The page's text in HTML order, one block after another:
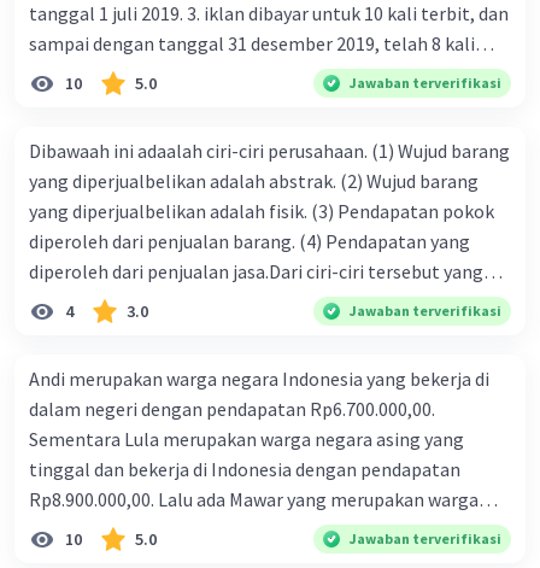
meningkatnya kesempatan kerja di kota.
Perkembangan teknologi transportasi
telah memudahkan orang untuk
berpindah dari satu tempat ke tempat
antarruang dalam berbagai bidang,
termasuk pariwisata, bisnis, dan
pendidikan.
Secara umum, interaksi antarruang dapat terjadi
dalam berbagai bentuk dan waktu. Hubungan
antara interaksi antarruang dan waktu dapat
faktor ekonomi, sosial, dan politik.
Beri Rating·0.0(0) Balas
Level 89
03 Agustus 2024 03:46
tanggal 1 juli 2019. 3. iklan dibayar untuk 10 kali terbit, dan
sampai dengan tanggal 31 desember 2019, telah 8 kali
terbit. 4. gaji terutang untuk periode berjalan sebesar
Rp800.000,00 dari data di atas, pencatatan jurnal pembalik
10 5.0 Jawaban terverifikasi
Dibawaah ini adaalah ciri-ciri perusahaan. (1) Wujud barang
yang diperjualbelikan adalah abstrak. (2) Wujud barang
yang diperjualbelikan adalah fisik. (3) Pendapatan pokok
diperoleh dari penjualan barang. (4) Pendapatan yang
diperoleh dari penjualan jasa.Dari ciri-ciri tersebut yang
merupakan ciri dari perusahaan dagang ditunjukan pada
nomor…. a. 1 dan 3 b. 3 dan 4 c. 2 dan 3 d. 1 dan 2 e. 2 dan 4
4 3.0 Jawaban terverifikasi
Andi merupakan warga negara Indonesia yang bekerja di
dalam negeri dengan pendapatan Rp6.700.000,00.
Sementara Lula merupakan warga negara asing yang
tinggal dan bekerja di Indonesia dengan pendapatan
Rp8.900.000,00. Lalu ada Mawar yang merupakan warga
negara Indonesia yang tinggal dan bekerja di luar negeri
dengan pendapatan Rp11.000.000,00. Hitunglah PNB
10 5.0 Jawaban terverifikasi